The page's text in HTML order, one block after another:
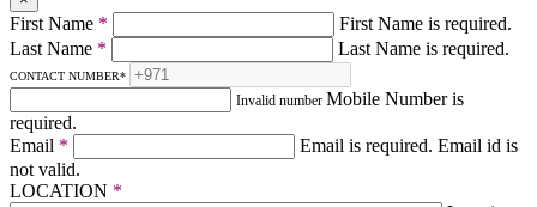
First Name *
First Name is required.
Last Name * Last Name is required.
CONTACT NUMBER*
Invalid number Mobile Number is
required.
Email * Email is required. Email id is
not valid.
LOCATION *